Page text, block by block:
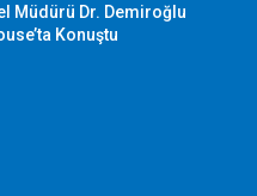
Müdürü Dr. Demiroğlu
Konuştu